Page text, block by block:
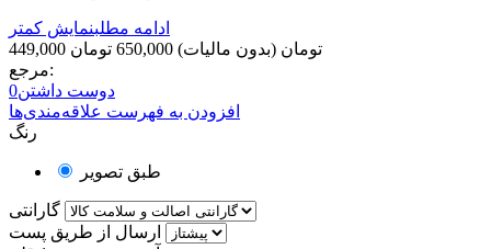
ادامه مطلبنمایش کمتر
449,000 تومان (بدون مالیات) 650,000 تومان
مرجع:
دوست داشتن0
افزودن به فهرست علاقه‌مندی‌ها
رنگ
طبق تصویر
گارانتی
ارسال از طریق پست